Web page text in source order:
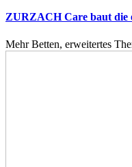
ZURZACH Care baut die
Mehr Betten, erweitertes